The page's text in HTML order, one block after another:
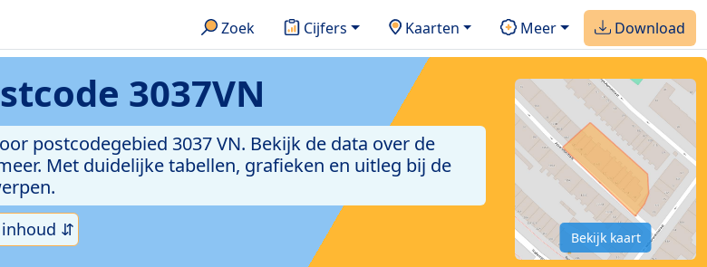
Zoek Cijfers Kaarten Meer Download
3037VN
postcodegebied 3037 VN. Bekijk de data over de
Met duidelijke tabellen, grafieken en uitleg bij de
inhoud ⇵ Bekijk kaart